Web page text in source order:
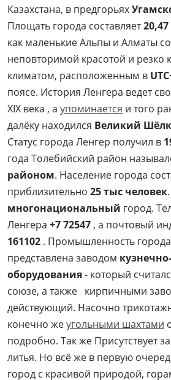
Казахстана, в предгорьях
Площать города составляет
как маленькие Альпы и Алматы
неповторимой красотой и резко
климатом, расположенным в
поясе. История Ленгера ведет
XIX века , а упоминается и того
далёку находился Великий
Статус города Ленгер получил в
года Толебийский район
районом. Население города
приблизительно 25 тыс человек
многонациональный город.
Ленгера +7 72547 , а почтовый
161102 . Промышленность
представлена заводом
оборудования- который
союзе, а также кирпичными
действующий. Насочно
конечно жеугольными шахтами
подробно. Так же Присутствует
литья. Но всё же в первую
город с красивой природой,